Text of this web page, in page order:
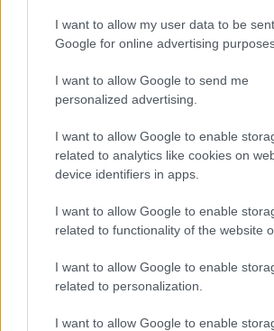
I want to allow my user data to be
Google for online advertising
I want to allow Google to send me
personalized advertising.
I want to allow Google to enable
related to analytics like cookies on
device identifiers in apps.
I want to allow Google to enable
related to functionality of the website
I want to allow Google to enable
related to personalization.
I want to allow Google to enable
intézményi, szervezeti keretek is
különböző volánok érdekeinek gyors
Komolyabb feltételekhez kötött, ámde
elkerülhetetlen feladat a
járműparkjának gyorsított cseréje.
tovább az elmúlt években kialakult
autóbuszok átlagéletkora, sem a
funkciójában használt járművek (pl.
távolsági járaton) nem szolgálják a
környezettudatos, költségtakarékos